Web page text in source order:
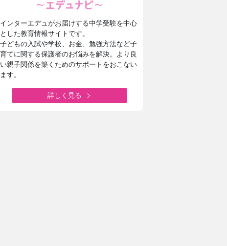
インターエデュがお届けする中学受験を中心
とした教育情報サイトです。
子どもの入試や学校、お金、勉強方法など子
育てに関する保護者のお悩みを解決。より良
い親子関係を築くためのサポートをおこない
ます。
詳しく見る